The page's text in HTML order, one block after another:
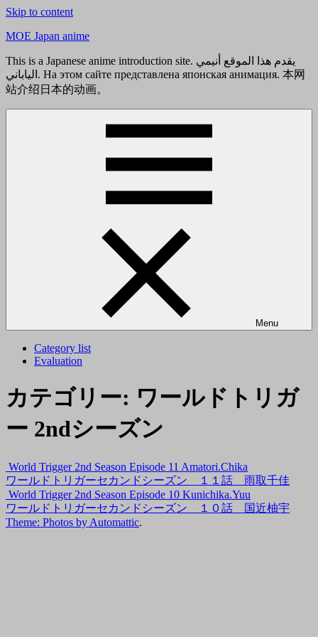
Skip to content
MOE Japan anime
This is a Japanese anime introduction site. يقدم هذا الموقع أنيمي
الياباني. На этом сайте представлена японская анимация. 本网
站介绍日本的动画。
Menu
Category list
Evaluation
カテゴリー: ワールドトリガ
ー 2ndシーズン
World Trigger 2nd Season Episode 11 Amatori.Chika
ワールドトリガーセカンドシーズン １１話 雨取千佳
World Trigger 2nd Season Episode 10 Kunichika.Yuu
ワールドトリガーセカンドシーズン １０話 国近柚宇
Theme: Photos by Automattic.